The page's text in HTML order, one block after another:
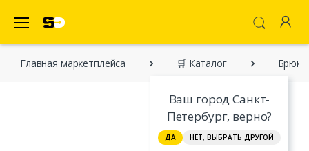
Ваш город Санкт-
Петербург, верно?
ДА НЕТ, ВЫБРАТЬ ДРУГОЙ
Главная марĸетплейса 🛒 Каталог Брюки